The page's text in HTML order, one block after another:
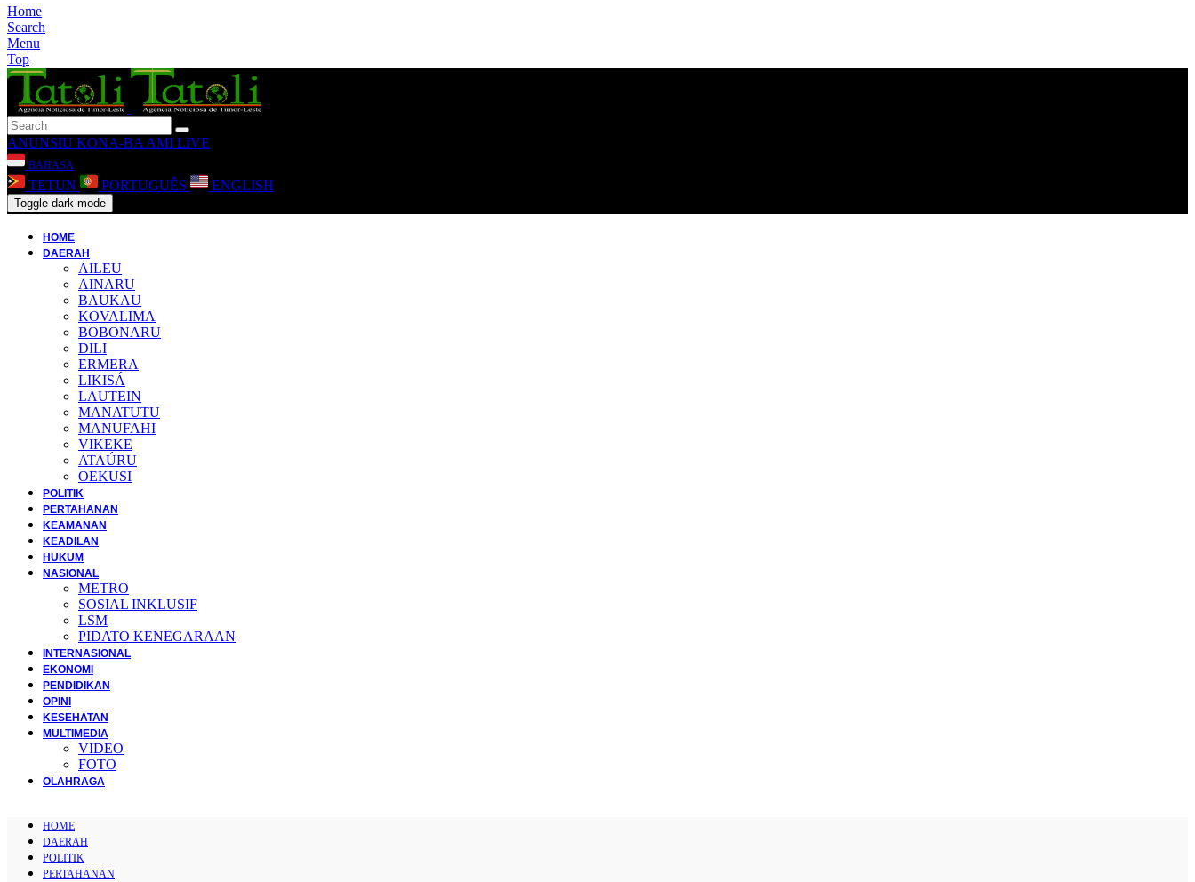
Home
Search
Menu
Top
ANUNSIU KONA-BA AMI LIVE
BAHASA
TETUN PORTUGUÊS ENGLISH
Toggle dark mode
HOME
DAERAH
AILEU
AINARU
BAUKAU
KOVALIMA
BOBONARU
DILI
ERMERA
LIKISÁ
LAUTEIN
MANATUTU
MANUFAHI
VIKEKE
ATAÚRU
OEKUSI
POLITIK
PERTAHANAN
KEAMANAN
KEADILAN
HUKUM
NASIONAL
METRO
SOSIAL INKLUSIF
LSM
PIDATO KENEGARAAN
INTERNASIONAL
EKONOMI
PENDIDIKAN
OPINI
KESEHATAN
MULTIMEDIA
VIDEO
FOTO
OLAHRAGA
HOME
DAERAH
POLITIK
PERTAHANAN